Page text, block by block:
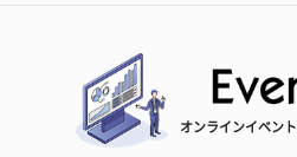
オンラインイベン